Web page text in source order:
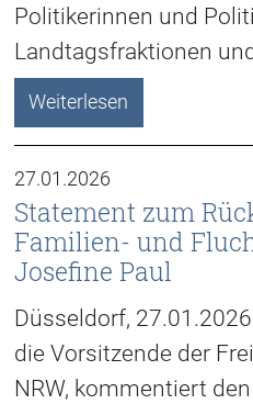
Politikerinnen und
Landtagsfraktionen
Weiterlesen
27.01.2026
Statement zum
Familien- und
Josefine Paul
Düsseldorf,
die Vorsitzende der
NRW, kommentiert